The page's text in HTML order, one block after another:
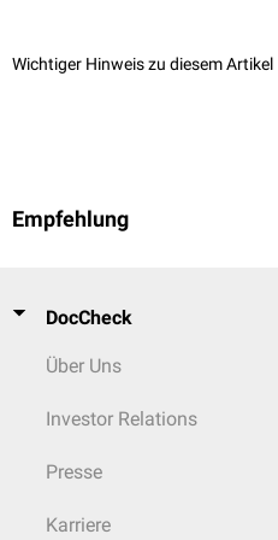
Immunthrombozytopenie
Lambert-Eaton-Syndrom
Myasthenia gravis
Narkolepsie
Psoriasis
Purpura Schönlein-Henoch
Rheumatisches Fieber
SAPHO-Syndrom
Stiff-Person-Syndrom
Vitiligo
Wichtiger Hinweis zu diesem Artikel
Empfehlung
DocCheck
Über Uns
Investor Relations
Presse
Karriere